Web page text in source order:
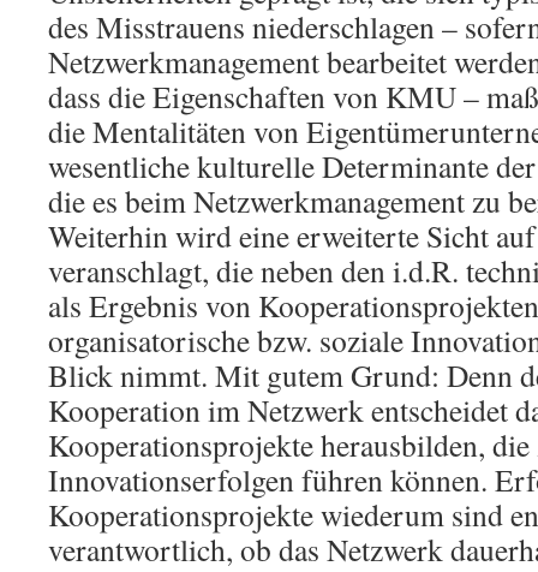
des Misstrauens niederschlagen –
Netzwerkmanagement bearbeitet
dass die Eigenschaften von KMU –
die Mentalitäten von
wesentliche kulturelle Determinante
die es beim Netzwerkmanagement zu
Weiterhin wird eine erweiterte Sicht
veranschlagt, die neben den i.d.R.
als Ergebnis von
organisatorische bzw. soziale
Blick nimmt. Mit gutem Grund: Denn
Kooperation im Netzwerk entscheidet
Kooperationsprojekte herausbilden, die
Innovationserfolgen führen können.
Kooperationsprojekte wiederum sind
verantwortlich, ob das Netzwerk